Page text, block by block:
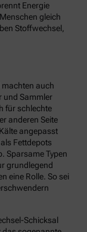
Energie
gleich
Stoffwechsel,
machten auch
und Sammler
für schlechte
anderen Seite
angepasst
Fettdepots
Sparsame Typen
grundlegend
eine Rolle. So sei
Schicksal